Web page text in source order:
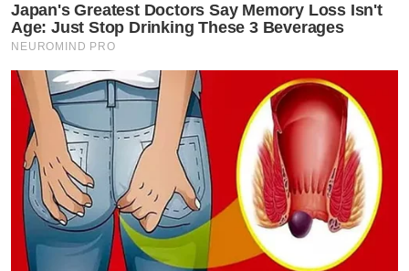
Japan's Greatest Doctors Say Memory Loss Isn't
Age: Just Stop Drinking These 3 Beverages
NEUROMIND PRO